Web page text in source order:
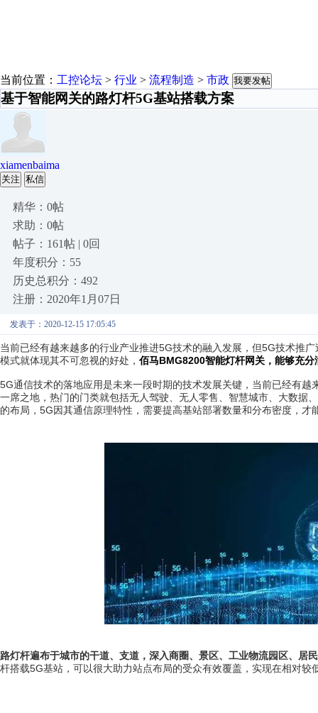
当前位置： 工控论坛 > 行业 > 流程制造 > 市政 我要发帖
基于智能网关的路灯杆5G基站搭载方案
xiamenbaima
关注 私信
精华：0帖
求助：0帖
帖子：161帖 | 0回
年度积分：55
历史总积分：492
注册：2020年1月07日
发表于：2020-12-15 17:05:45
当前已经有越来越多的行业产业推进5G技术的融入发展，但5G技术推
模式就体现其不可忽视的好处， 佰马BMG8200智能灯杆网关，能够充
5G通信技术的落地应用是未来一段时期的技术发展关键，当前已经有
一席之地，热门的门类就包括无人驾驶、无人零售、智慧城市、大数据
的布局，5G因其通信原理特性，需要提高基站部署数量和分布密度，才
路灯杆遍布于城市的干道、支道，深入商圈、景区、工业物流园区、居
杆搭载5G基站，可以很大助力站点布局的受众有效覆盖，实现在相对